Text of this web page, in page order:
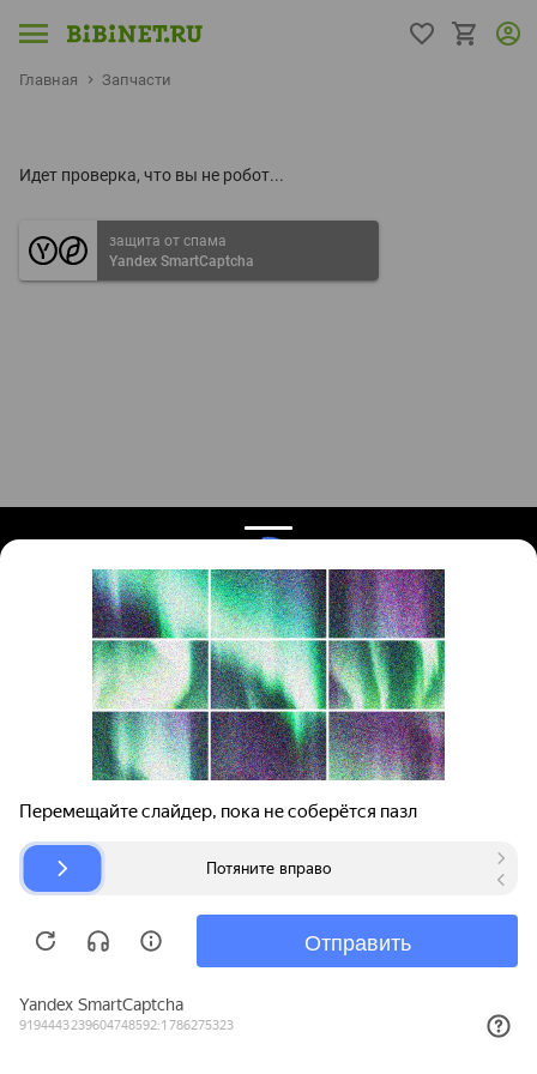
Главная Запчасти
Идет проверка, что вы не робот...
защита от спама
Yandex SmartCaptcha
Поиск запчастей
Для автокомпаний
Авторазборки
О проекте
Помощь
Карта сайта
© bibinet.ru - система поиска запчастей,
Copyright 2010-2026 Все права защищены